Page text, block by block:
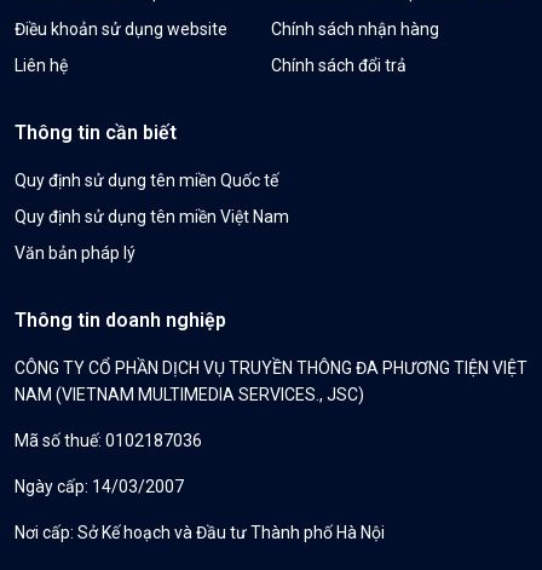
Điều khoản sử dụng website
Liên hệ
Chính sách nhận hàng
Chính sách đổi trả
Thông tin cần biết
Quy định sử dụng tên miền Quốc tế
Quy định sử dụng tên miền Việt Nam
Văn bản pháp lý
Thông tin doanh nghiệp
CÔNG TY CỔ PHẦN DỊCH VỤ TRUYỀN THÔNG ĐA PHƯƠNG TIỆN VIỆT
NAM (VIETNAM MULTIMEDIA SERVICES., JSC)
Mã số thuế: 0102187036
Ngày cấp: 14/03/2007
Nơi cấp: Sở Kế hoạch và Đầu tư Thành phố Hà Nội